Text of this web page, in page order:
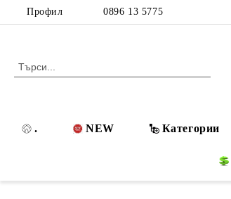
Профил 0896 13 5775
. NEW Категории